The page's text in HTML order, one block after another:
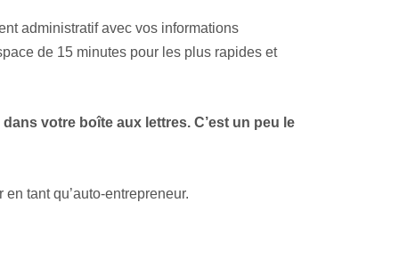
administratif avec vos informations
de 15 minutes pour les plus rapides et
votre boîte aux lettres. C’est un peu le
tant qu’auto-entrepreneur.